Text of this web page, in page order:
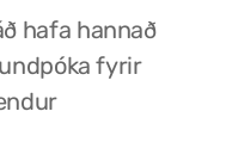
hafa hannað
fyrir